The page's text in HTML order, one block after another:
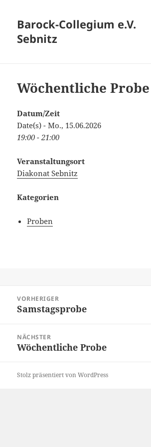
Barock-Collegium e.V.
Sebnitz
Wöchentliche Probe
Datum/Zeit
Date(s) - Mo., 15.06.2026
19:00 - 21:00
Veranstaltungsort
Diakonat Sebnitz
Kategorien
Proben
VORHERIGER
Vorheriger
Samstagsprobe
NÄCHSTER
Nächster
Wöchentliche Probe
Stolz präsentiert von WordPress